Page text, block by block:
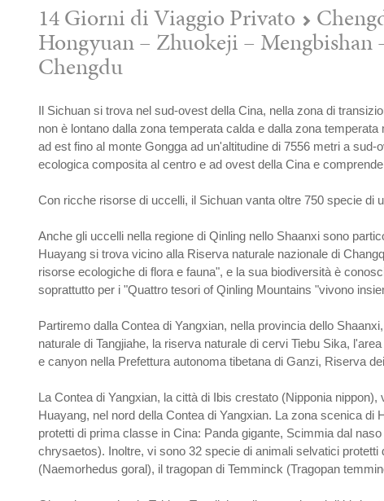
14 Giorni di Viaggio Privato
Hongyuan – Zhuokeji – Mengbishan
Chengdu
Il Sichuan si trova nel sud-ovest della Cina, nella zona di
non è lontano dalla zona temperata calda e dalla zona
ad est fino al monte Gongga ad un'altitudine di 7556 metri a
ecologica composita al centro e ad ovest della Cina e
Con ricche risorse di uccelli, il Sichuan vanta oltre 750 specie di
Anche gli uccelli nella regione di Qinling nello Shaanxi sono
Huayang si trova vicino alla Riserva naturale nazionale di
risorse ecologiche di flora e fauna", e la sua biodiversità è
soprattutto per i "Quattro tesori of Qinling Mountains "vivono
Partiremo dalla Contea di Yangxian, nella provincia dello
naturale di Tangjiahe, la riserva naturale di cervi Tiebu Sika,
e canyon nella Prefettura autonoma tibetana di Ganzi, Riserva
La Contea di Yangxian, la città di Ibis crestato (Nipponia
Huayang, nel nord della Contea di Yangxian. La zona scenica
protetti di prima classe in Cina: Panda gigante, Scimmia dal
chrysaetos). Inoltre, vi sono 32 specie di animali selvatici
(Naemorhedus goral), il tragopan di Temminck (Tragopan